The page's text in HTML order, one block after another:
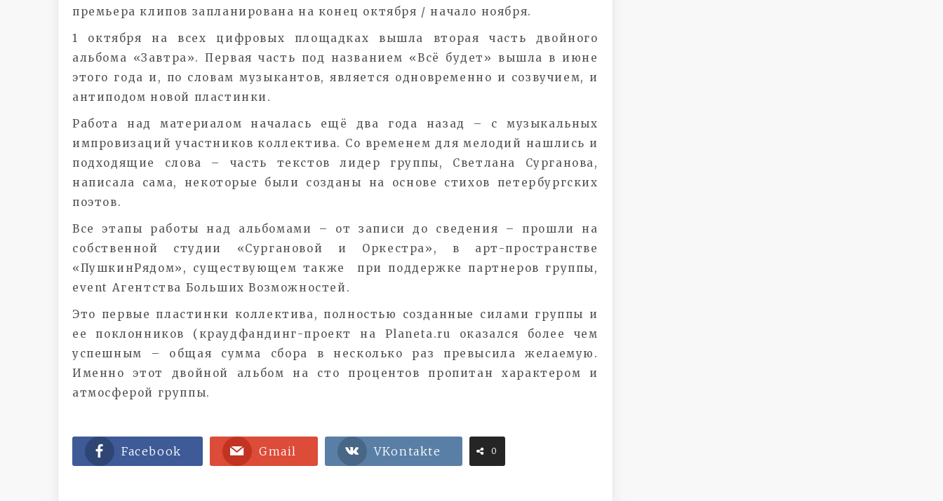
премьера клипов запланирована на конец октября / начало ноября.
1 октября на всех цифровых площадках вышла вторая часть двойного
альбома «Завтра». Первая часть под названием «Всё будет» вышла в июне
этого года и, по словам музыкантов, является одновременно и созвучием, и
антиподом новой пластинки.
Работа над материалом началась ещё два года назад – с музыкальных
импровизаций участников коллектива. Со временем для мелодий нашлись и
подходящие слова – часть текстов лидер группы, Светлана Сурганова,
написала сама, некоторые были созданы на основе стихов петербургских
поэтов.
Все этапы работы над альбомами – от записи до сведения – прошли на
собственной студии «Сургановой и Оркестра», в арт-пространстве
«ПушкинРядом», существующем также при поддержке партнеров группы,
event Агентства Больших Возможностей.
Это первые пластинки коллектива, полностью созданные силами группы и
ее поклонников (краудфандинг-проект на Planeta.ru оказался более чем
успешным – общая сумма сбора в несколько раз превысила желаемую.
Именно этот двойной альбом на сто процентов пропитан характером и
атмосферой группы.
Facebook Gmail VKontakte 0